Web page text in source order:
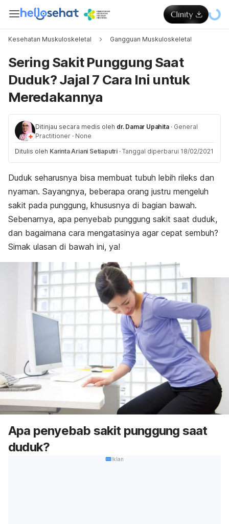
Kesehatan Muskuloskeletal Gangguan Muskuloskeletal
Sering Sakit Punggung Saat
Duduk? Jajal 7 Cara Ini untuk
Meredakannya
Ditinjau secara medis oleh dr. Damar Upahita · General
Practitioner · None
Ditulis oleh Karinta Ariani Setiaputri · Tanggal diperbarui 18/02/2021
Duduk seharusnya bisa membuat tubuh lebih rileks dan
nyaman. Sayangnya, beberapa orang justru mengeluh
sakit pada punggung, khususnya di bagian bawah.
Sebenarnya, apa penyebab punggung sakit saat duduk,
dan bagaimana cara mengatasinya agar cepat sembuh?
Simak ulasan di bawah ini, ya!
Apa penyebab sakit punggung saat
duduk?
Iklan